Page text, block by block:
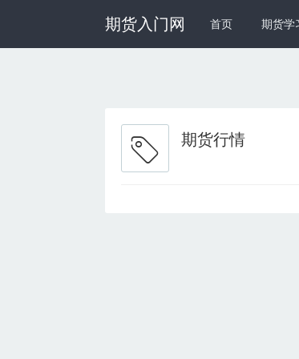
期货入门网 首页 期货学
期货行情